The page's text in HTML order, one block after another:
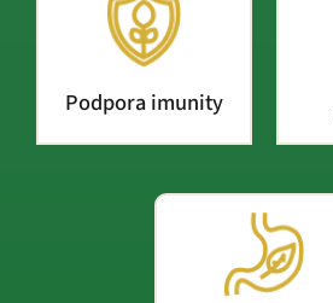
Podpora imunity